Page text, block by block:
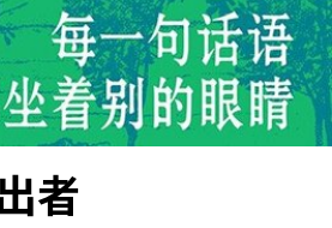
日记及其绘制的中国地图进行
目起到了不小的辅助作用。
次横穿 1868 年岩层的成像》
，“相地堪舆”展出的20组作品
媒介。相较于录像或综合装
以简洁见长：作品关注点越
者